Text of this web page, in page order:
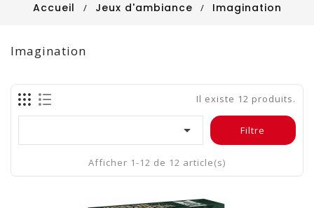
Accueil Jeux d'ambiance Imagination
Imagination
Il existe 12 produits.
 Filtre
Afficher 1-12 de 12 article(s)